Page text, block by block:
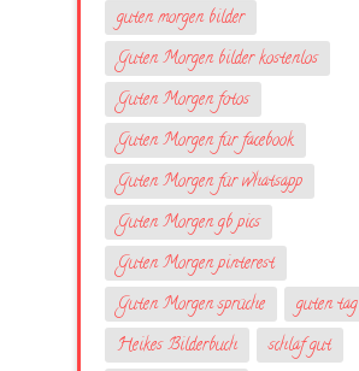
guten morgen bilder
Guten Morgen bilder kostenlos
Guten Morgen fotos
Guten Morgen für facebook
Guten Morgen für whatsapp
Guten Morgen gb pics
Guten Morgen pinterest
Guten Morgen sprüche
guten tag
Heikes Bilderbuch
schlaf gut